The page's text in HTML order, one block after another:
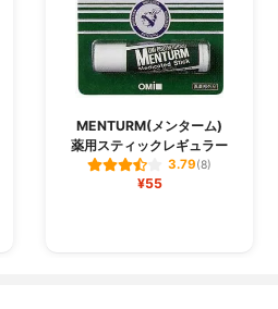
MENTURM(メンターム)
薬用スティックレギュラー
3.79(8)
¥55